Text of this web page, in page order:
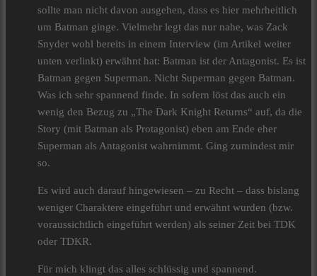
sollte man nicht davon ausgehen, dass es hier mehrheitlich
um Batman ginge. Vielmehr legt das nur nahe, was Zack
Snyder wohl bereits in einem Interview (im Artikel weiter
unten verlinkt) erwähnt hat: Batman ist der Antagonist. Es ist
Batman gegen Superman. Nicht Superman gegen Batman.
Was ich sehr spannend finde. In sofern löst das auch ein
wenig den Bezug zu „The Dark Knight Returns“ auf, da die
Story (mit Batman als Protagonist) eben am Ende eher
Superman als Antagonist wahrnimmt. Ging zumindest mir
so.
Es wird auch darauf hingewiesen – zu Recht – dass bislang
weniger Charaktere eingeführt und erwähnt wurden (bzw.
voraussichtlich eingeführt werden) als seiner Zeit bei TDK
oder TDKR.
Für mich klingt das alles schlüssig und spannend.